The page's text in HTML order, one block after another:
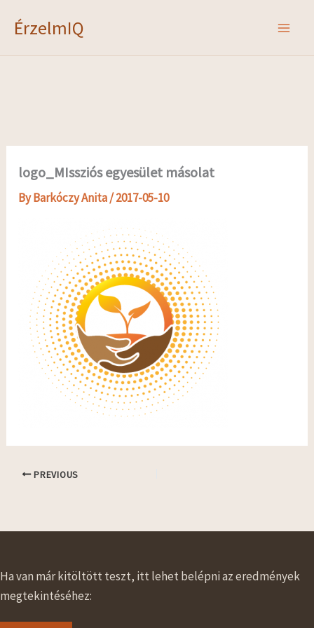
ÉrzelmIQ
logo_MIssziós egyesület másolat
ByBarkóczy Anita/2017-05-10
PREVIOUS
Ha van már kitöltött teszt, itt lehet belépni az eredmények
megtekintéséhez: